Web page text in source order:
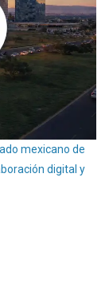
mexicano de
digital y